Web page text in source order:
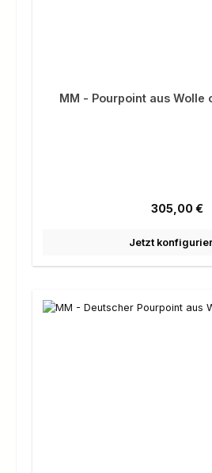
MM - Pourpoint aus
Regulärer
305,00 €
Jetzt